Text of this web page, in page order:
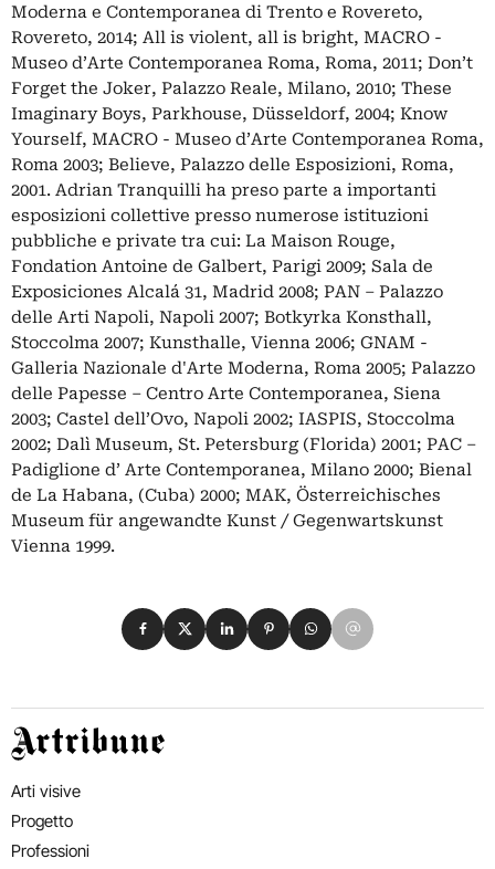
Moderna e Contemporanea di Trento e Rovereto,
Rovereto, 2014; All is violent, all is bright, MACRO -
Museo d’Arte Contemporanea Roma, Roma, 2011; Don’t
Forget the Joker, Palazzo Reale, Milano, 2010; These
Imaginary Boys, Parkhouse, Düsseldorf, 2004; Know
Yourself, MACRO - Museo d’Arte Contemporanea Roma,
Roma 2003; Believe, Palazzo delle Esposizioni, Roma,
2001. Adrian Tranquilli ha preso parte a importanti
esposizioni collettive presso numerose istituzioni
pubbliche e private tra cui: La Maison Rouge,
Fondation Antoine de Galbert, Parigi 2009; Sala de
Exposiciones Alcalá 31, Madrid 2008; PAN – Palazzo
delle Arti Napoli, Napoli 2007; Botkyrka Konsthall,
Stoccolma 2007; Kunsthalle, Vienna 2006; GNAM -
Galleria Nazionale d'Arte Moderna, Roma 2005; Palazzo
delle Papesse – Centro Arte Contemporanea, Siena
2003; Castel dell’Ovo, Napoli 2002; IASPIS, Stoccolma
2002; Dalì Museum, St. Petersburg (Florida) 2001; PAC –
Padiglione d’ Arte Contemporanea, Milano 2000; Bienal
de La Habana, (Cuba) 2000; MAK, Österreichisches
Museum für angewandte Kunst / Gegenwartskunst
Vienna 1999.
Condividi su Facebook
Condividi su X
Condividi su LinkedIn
Condividi su Pinterest
Condividi su WhatsApp
Condividi su Email
Artribune
Arti visive
Progetto
Professioni